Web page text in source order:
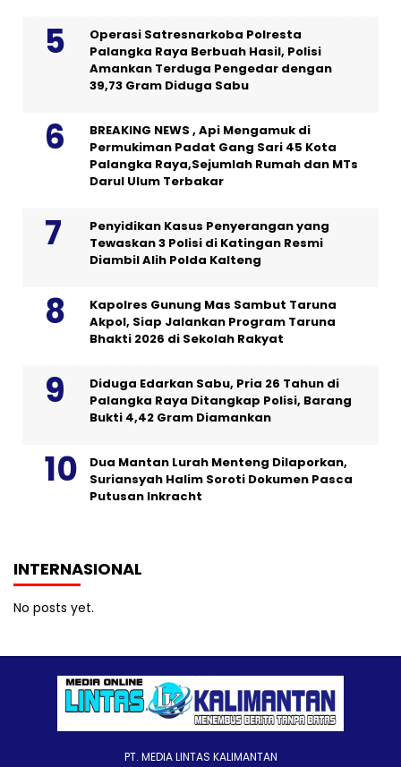
Operasi Satresnarkoba Polresta
Palangka Raya Berbuah Hasil, Polisi
Amankan Terduga Pengedar dengan
39,73 Gram Diduga Sabu
BREAKING NEWS , Api Mengamuk di
Permukiman Padat Gang Sari 45 Kota
Palangka Raya,Sejumlah Rumah dan MTs
Darul Ulum Terbakar
Penyidikan Kasus Penyerangan yang
Tewaskan 3 Polisi di Katingan Resmi
Diambil Alih Polda Kalteng
Kapolres Gunung Mas Sambut Taruna
Akpol, Siap Jalankan Program Taruna
Bhakti 2026 di Sekolah Rakyat
Diduga Edarkan Sabu, Pria 26 Tahun di
Palangka Raya Ditangkap Polisi, Barang
Bukti 4,42 Gram Diamankan
Dua Mantan Lurah Menteng Dilaporkan,
Suriansyah Halim Soroti Dokumen Pasca
Putusan Inkracht
INTERNASIONAL
No posts yet.
PT. MEDIA LINTAS KALIMANTAN